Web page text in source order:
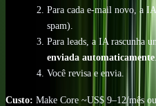
Para cada e-mail novo, a
spam).
Para leads, a IA rascunha
enviada automaticamente
Você revisa e envia.
Custo: Make Core ~US$ 9–12/mês